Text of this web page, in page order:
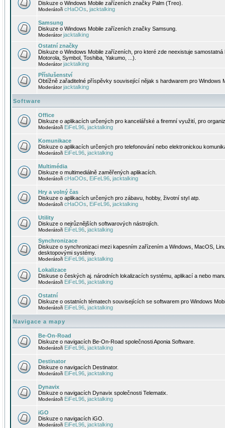
Diskuze o Windows Mobile zařízeních značky Palm (Treo).
Moderátoři cHaOOs jacktalking
Samsung
Diskuze o Windows Mobile zařízeních značky Samsung.
Moderátorjacktalking
Ostatní značky
Diskuze o Windows Mobile zařízeních, pro které zde neexistuje
Motorola, Symbol, Toshiba, Yakumo, ...).
Moderátorjacktalking
Příslušenství
Obtížně zařaditelné příspěvky související nějak s hardwarem pro Windows
Moderátorjacktalking
Software
Office
Diskuze o aplikacích určených pro kancelářské a firemní využití, pro
Moderátoři EiFeL96 jacktalking
Komunikace
Diskuze o aplikacích určených pro telefonování nebo elektronickou
Moderátoři EiFeL96 jacktalking
Multimédia
Diskuze o multimediálně zaměřených aplikacích.
Moderátoři cHaOOs EiFeL96 jacktalking
Hry a volný čas
Diskuze o aplikacích určených pro zábavu, hobby, životní styl atp.
Moderátoři cHaOOs EiFeL96 jacktalking
Utility
Diskuze o nejrůznějších softwarových nástrojích.
Moderátoři EiFeL96 jacktalking
Synchronizace
Diskuze o synchronizaci mezi kapesním zařízením a Windows, MacOS,
desktopovými systémy.
Moderátoři EiFeL96 jacktalking
Lokalizace
Diskuse o českých aj. národních lokalizacích systému, aplikací a nebo
Moderátoři EiFeL96 jacktalking
Ostatní
Diskuze o ostatních tématech souvisejících se softwarem pro Windows
Moderátoři EiFeL96 jacktalking
Navigace a mapy
Be-On-Road
Diskuze o navigacích Be-On-Road společnosti Aponia Software.
Moderátoři EiFeL96 jacktalking
Destinator
Diskuze o navigacích Destinator.
Moderátoři EiFeL96 jacktalking
Dynavix
Diskuze o navigacích Dynavix společnosti Telematix.
Moderátoři EiFeL96 jacktalking
iGO
Diskuze o navigacích iGO.
Moderátoři EiFeL96 jacktalking